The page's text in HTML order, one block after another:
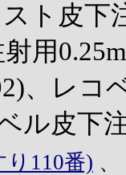
スト皮下
用
、レコ
ル皮下
り110番)